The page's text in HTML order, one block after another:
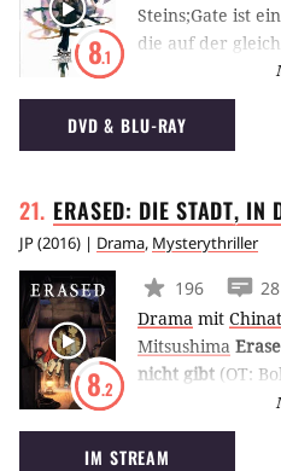
8.1
Steins;Gate ist
die auf der
basiert. Die
vermeintlich
einen Weg
Weltgeschichte
DVD & BLU-RAY
ERASED: DIE STADT, IN
JP(2016) | Drama, Mysterythriller
8.2
196
28
Drama mit
Mitsushima
nicht gibt (OT:
eine japanische
ersten Mal
29-jährige
IM STREAM